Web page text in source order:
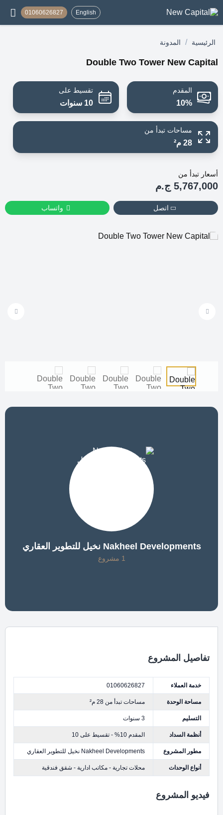
English
01060626827
الرئيسية / المدونة
Double Two Tower New Capital
المقدم
10%
تقسيط على
10 سنوات
مساحات تبدأ من
28 م²
أسعار تبدأ من
5,767,000 ج.م
اتصل واتساب
Nakheel Developments نخيل للتطوير العقاري
1 مشروع
تفاصيل المشروع
خدمة العملاء 01060626827
مساحة الوحدة مساحات تبدأ من 28 م²
التسليم 3 سنوات
أنظمة السداد المقدم 10% - تقسيط على 10
مطور المشروع Nakheel Developments نخيل للتطوير العقاري
أنواع الوحدات محلات تجارية - مكاتب ادارية - شقق فندقية
فيديو المشروع